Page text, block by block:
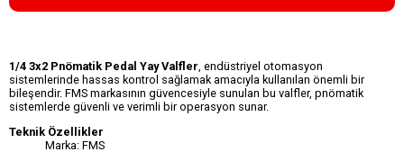
1/4 3x2 Pnömatik Pedal Yay Valfler , endüstriyel otomasyon
sistemlerinde hassas kontrol sağlamak amacıyla kullanılan önemli bir
bileşendir. FMS markasının güvencesiyle sunulan bu valfler, pnömatik
sistemlerde güvenli ve verimli bir operasyon sunar.
Teknik Özellikler
Marka: FMS